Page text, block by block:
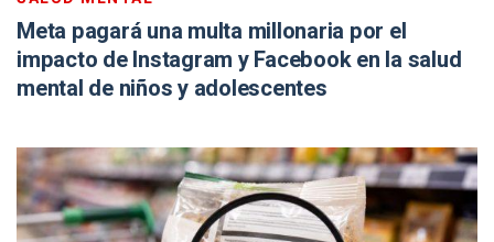
Meta pagará una multa millonaria por el
impacto de Instagram y Facebook en la salud
mental de niños y adolescentes